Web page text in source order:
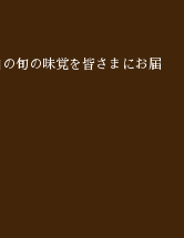
旬の味覚を皆さまにお届